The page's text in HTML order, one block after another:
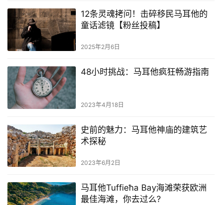
12条灵魂拷问！击碎移民马耳他的
童话滤镜【粉丝投稿】
2025年2月6日
48小时挑战：马耳他疯狂畅游指南
2023年4月18日
史前的魅力：马耳他神庙的建筑艺
术探秘
2023年6月2日
马耳他Tuffieħa Bay海滩荣获欧洲
最佳海滩，你去过么?